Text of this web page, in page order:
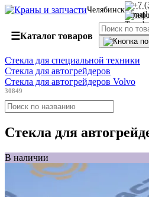
Челябинск
+7
☰Каталог товаров
Стекла для специальной техники
Стекла для автогрейдеров
Стекла для автогрейдеров Volvo
30849
Стекла для
В наличии